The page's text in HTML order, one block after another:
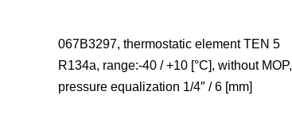
067B3297, thermostatic element TEN 5
R134a, range:-40 / +10 [°C], without MOP,
pressure equalization 1/4″ / 6 [mm]